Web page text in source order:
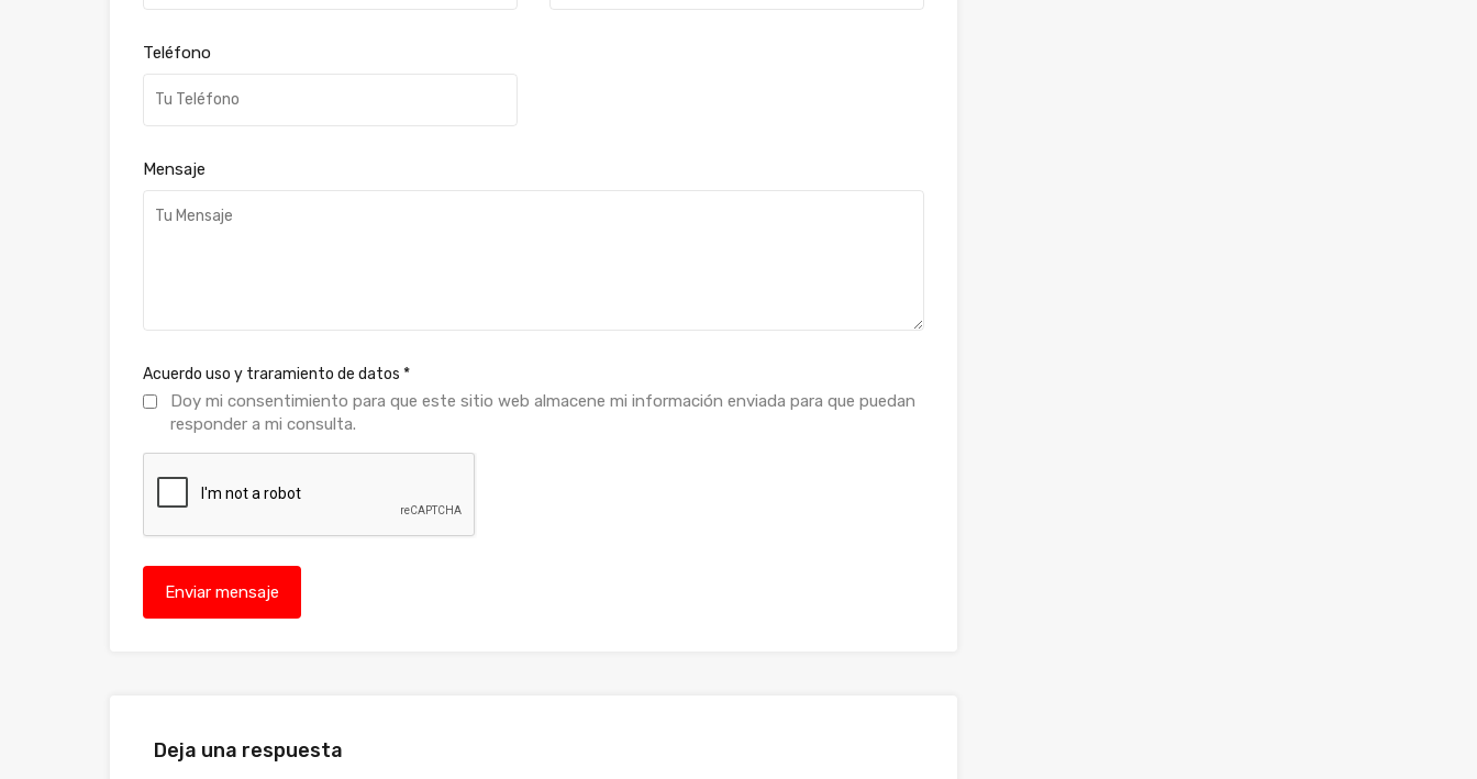
Teléfono
Mensaje
Acuerdo uso y traramiento de datos *
Doy mi consentimiento para que este sitio web almacene mi información enviada para que puedan
responder a mi consulta.
Deja una respuesta